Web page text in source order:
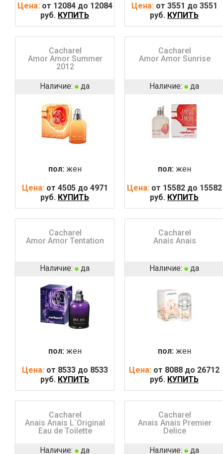
Цена: от 12084 до 12084
руб. КУПИТЬ
Цена: от 3551 до 3551
руб. КУПИТЬ
Cacharel
Amor Amor Summer
2012
Наличие: да
пол: жен
Цена: от 4505 до 4971
руб. КУПИТЬ
Cacharel
Amor Amor Sunrise
Наличие: да
пол: жен
Цена: от 15582 до 15582
руб. КУПИТЬ
Cacharel
Amor Amor Tentation
Наличие: да
пол: жен
Цена: от 8533 до 8533
руб. КУПИТЬ
Cacharel
Anais Anais
Наличие: да
пол: жен
Цена: от 8088 до 26712
руб. КУПИТЬ
Cacharel
Anais Anais L`Original
Eau de Toilette
Наличие: да
Cacharel
Anais Anais Premier
Delice
Наличие: да